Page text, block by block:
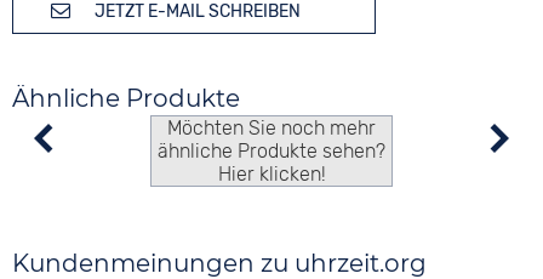
JETZT E-MAIL SCHREIBEN
Ähnliche Produkte
Möchten Sie noch mehr
ähnliche Produkte sehen?
Hier klicken!
Kundenmeinungen zu uhrzeit.org